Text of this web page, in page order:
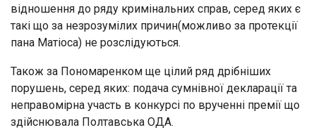
відношення до ряду кримінальних справ, серед яких є
такі що за незрозумілих причин(можливо за протекції
пана Матіоса) не розслідуються.
Також за Пономаренком ще цілий ряд дрібніших
порушень, серед яких: подача сумнівної декларації та
неправомірна участь в конкурсі по врученні премії що
здійснювала Полтавська ОДА.